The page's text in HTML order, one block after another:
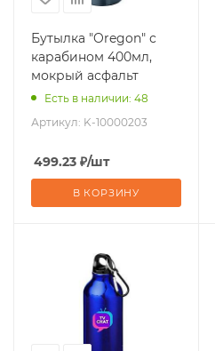
Бутылка "Oregon" с
карабином 400мл,
мокрый асфальт
Есть в наличии: 48
Артикул: K-10000203
499.23 ₽/шт
В КОРЗИНУ